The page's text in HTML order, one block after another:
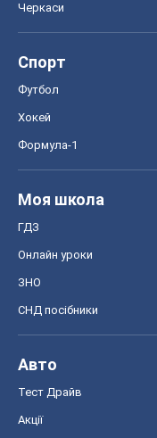
Черкаси
Спорт
Футбол
Хокей
Формула-1
Моя школа
ГДЗ
Онлайн уроки
ЗНО
СНД посібники
Авто
Тест Драйв
Акції